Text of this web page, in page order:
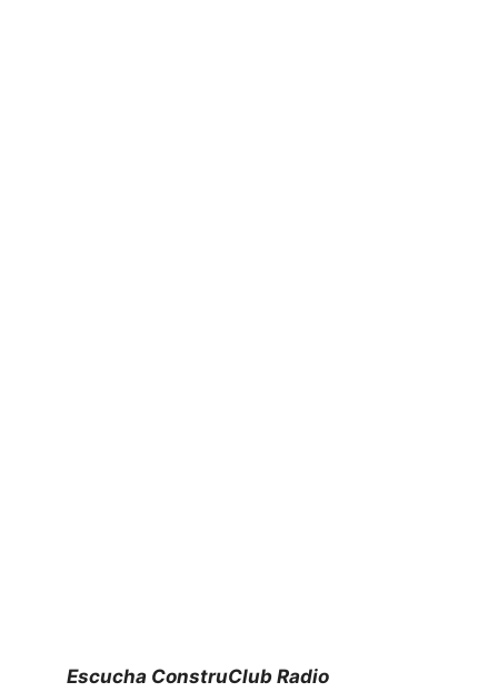
Escucha ConstruClub Radio